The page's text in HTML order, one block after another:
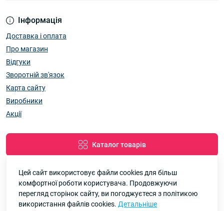
Інформація
Доставка і оплата
Про магазин
Відгуки
Зворотній зв'язок
Карта сайту
Виробники
Акції
Каталог товарів
7км Одеса — Одяг і аксесуари оптом © 2026
Рейтинг
Цей сайт використовує файли cookies для більш
комфортної роботи користувача. Продовжуючи
перегляд сторінок сайту, ви погоджуєтеся з політикою
використання файлів cookies. Детальніше